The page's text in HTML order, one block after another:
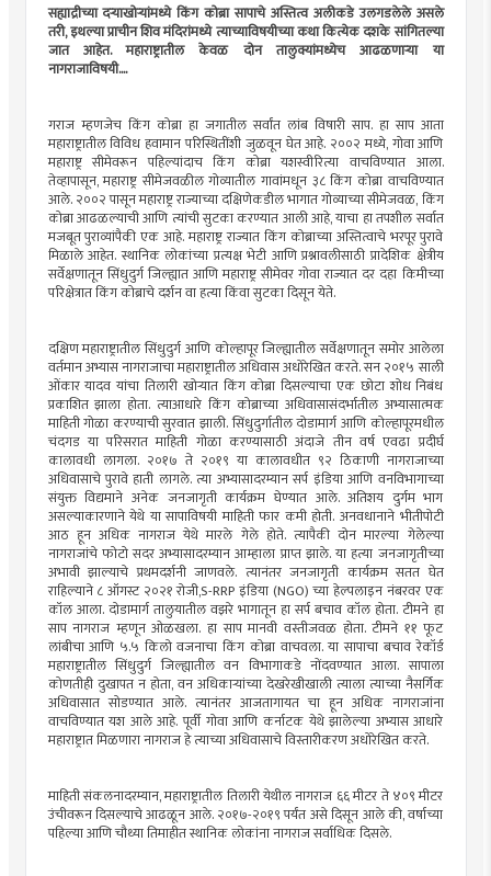
सह्याद्रीच्या दर्‍याखोर्‍यांमध्ये किंग कोब्रा सापाचे अस्तित्व अलीकडे उलगडलेले असले
तरी, इथल्या प्राचीन शिव मंदिरांमध्ये त्याच्याविषयीच्या कथा कित्येक दशके सांगितल्या
जात आहेत. महाराष्ट्रातील केवळ दोन तालुक्यांमध्येच आढळणार्‍या या
नागराजाविषयी....
गराज म्हणजेच किंग कोब्रा हा जगातील सर्वांत लांब विषारी साप. हा साप आता
महाराष्ट्रातील विविध हवामान परिस्थितींशी जुळवून घेत आहे. २००२ मध्ये, गोवा आणि
महाराष्ट्र सीमेवरून पहिल्यांदाच किंग कोब्रा यशस्वीरित्या वाचविण्यात आला.
तेव्हापासून, महाराष्ट्र सीमेजवळील गोव्यातील गावांमधून ३८ किंग कोब्रा वाचविण्यात
आले. २००२ पासून महाराष्ट्र राज्याच्या दक्षिणेकडील भागात गोव्याच्या सीमेजवळ, किंग
कोब्रा आढळल्याची आणि त्यांची सुटका करण्यात आली आहे, याचा हा तपशील सर्वात
मजबूत पुराव्यांपैकी एक आहे. महाराष्ट्र राज्यात किंग कोब्राच्या अस्तित्वाचे भरपूर पुरावे
मिळाले आहेत. स्थानिक लोकांच्या प्रत्यक्ष भेटी आणि प्रश्नावलीसाठी प्रादेशिक क्षेत्रीय
सर्वेक्षणातून सिंधुदुर्ग जिल्ह्यात आणि महाराष्ट्र सीमेवर गोवा राज्यात दर दहा किमीच्या
परिक्षेत्रात किंग कोब्राचे दर्शन वा हत्या किंवा सुटका दिसून येते.
दक्षिण महाराष्ट्रातील सिंधुदुर्ग आणि कोल्हापूर जिल्ह्यातील सर्वेक्षणातून समोर आलेला
वर्तमान अभ्यास नागराजाचा महाराष्ट्रातील अधिवास अधोरेखित करते. सन २०१५ साली
ओंकार यादव यांचा तिलारी खोर्‍यात किंग कोब्रा दिसल्याचा एक छोटा शोध निबंध
प्रकाशित झाला होता. त्याआधारे किंग कोब्राच्या अधिवासासंदर्भातील अभ्यासात्मक
माहिती गोळा करण्याची सुरवात झाली. सिंधुदुर्गातील दोडामार्ग आणि कोल्हापूरमधील
चंदगड या परिसरात माहिती गोळा करण्यासाठी अंदाजे तीन वर्ष एवढा प्रदीर्घ
कालावधी लागला. २०१७ ते २०१९ या कालावधीत ९२ ठिकाणी नागराजाच्या
अधिवासाचे पुरावे हाती लागले. त्या अभ्यासादरम्यान सर्प इंडिया आणि वनविभागाच्या
संयुक्त विद्यमाने अनेक जनजागृती कार्यक्रम घेण्यात आले. अतिशय दुर्गम भाग
असल्याकारणाने येथे या सापाविषयी माहिती फार कमी होती. अनवधानाने भीतीपोटी
आठ हून अधिक नागराज येथे मारले गेले होते. त्यापैकी दोन मारल्या गेलेल्या
नागराजांचे फोटो सदर अभ्यासादरम्यान आम्हाला प्राप्त झाले. या हत्या जनजागृतीच्या
अभावी झाल्याचे प्रथमदर्शनी जाणवले. त्यानंतर जनजागृती कार्यक्रम सतत घेत
राहिल्याने ८ ऑगस्ट २०२१ रोजी,S-RRP इंडिया (NGO) च्या हेल्पलाइन नंबरवर एक
कॉल आला. दोडामार्ग तालुयातील वझरे भागातून हा सर्प बचाव कॉल होता. टीमने हा
साप नागराज म्हणून ओळखला. हा साप मानवी वस्तीजवळ होता. टीमने ११ फूट
लांबीचा आणि ५.५ किलो वजनाचा किंग कोब्रा वाचवला. या सापाचा बचाव रेकॉर्ड
महाराष्ट्रातील सिंधुदुर्ग जिल्ह्यातील वन विभागाकडे नोंदवण्यात आला. सापाला
कोणतीही दुखापत न होता, वन अधिकार्‍यांच्या देखरेखीखाली त्याला त्याच्या नैसर्गिक
अधिवासात सोडण्यात आले. त्यानंतर आजतागायत चा हून अधिक नागराजांना
वाचविण्यात यश आले आहे. पूर्वी गोवा आणि कर्नाटक येथे झालेल्या अभ्यास आधारे
महाराष्ट्रात मिळणारा नागराज हे त्याच्या अधिवासाचे विस्तारीकरण अधोरेखित करते.
माहिती संकलनादरम्यान, महाराष्ट्रातील तिलारी येथील नागराज ६६ मीटर ते ४०९ मीटर
उंचीवरून दिसल्याचे आढळून आले. २०१७-२०१९ पर्यंत असे दिसून आले की, वर्षाच्या
पहिल्या आणि चौथ्या तिमाहीत स्थानिक लोकांना नागराज सर्वाधिक दिसले.